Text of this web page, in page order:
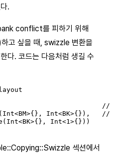
.
conflict를 피하기 위해
고 싶을 때, swizzle 변환을
다. 코드는 다음처럼 생길 수
//
Int<BK>{}),   //
Int<1>{}))
섹션에서